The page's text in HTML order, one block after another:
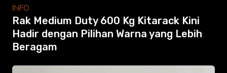
Accessories
Info
Gallery
Photo
Video
INFO
Rak Medium Duty 600 Kg Kitarack Kini
Hadir dengan Pilihan Warna yang Lebih
Beragam